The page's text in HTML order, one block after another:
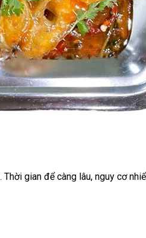
gian để càng lâu, nguy cơ